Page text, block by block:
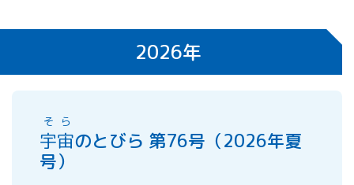
APRSAF宇宙
教育 for All
ターコンテ
2026年
宇宙
そら
のとびら 第76号（2026年夏
号）